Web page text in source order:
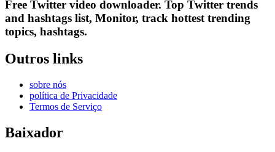
Free Twitter video downloader. Top Twitter trends
and hashtags list, Monitor, track hottest trending
topics, hashtags.
Outros links
sobre nós
política de Privacidade
Termos de Serviço
Baixador